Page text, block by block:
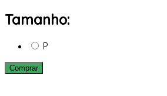
Tamanho:
P
Comprar